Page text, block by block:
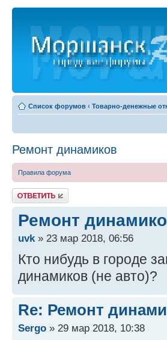
Список форумов ‹ Товарно-денежные
Ремонт динамиков
Правила форума
Ответить
Ремонт
uvk» 23 мар 2018, 06:56
Кто нибудь в городе
динамиков (не авто)?
Re: Ремонт
Sergo » 29 мар 2018, 10:38